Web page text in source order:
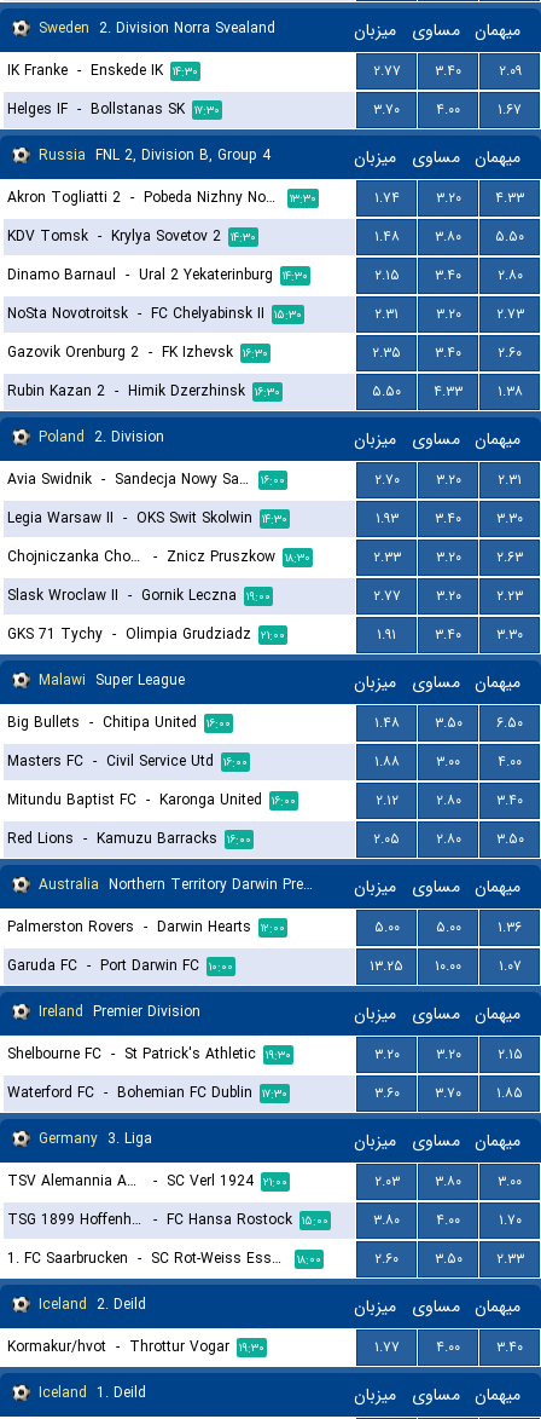
Sweden 2. Division Norra Svealand میزبان مساوی میهمان
IK Franke - Enskede IK ۱۴:۳۰ ۲.۷۷ ۳.۴۰
۲.۰۹
Helges IF - Bollstanas SK ۱۷:۳۰ ۳.۷۰ ۴.۰۰
۱.۶۷
Russia FNL 2, Division B, Group 4 میزبان مساوی میهمان
Akron Togliatti 2 - Pobeda Nizhny Novgorod ۱۳:۳۰ ۱.۷۴ ۳.۲۰
۴.۳۳
KDV Tomsk - Krylya Sovetov 2 ۱۴:۳۰ ۱.۴۸ ۳.۸۰
۵.۵۰
Dinamo Barnaul - Ural 2 Yekaterinburg ۱۴:۳۰ ۲.۱۵ ۳.۴۰
۲.۸۰
NoSta Novotroitsk - FC Chelyabinsk II ۱۵:۳۰ ۲.۳۱ ۳.۲۰
۲.۷۳
Gazovik Orenburg 2 - FK Izhevsk ۱۶:۳۰ ۲.۳۵ ۳.۴۰
۲.۶۰
Rubin Kazan 2 - Himik Dzerzhinsk ۱۶:۳۰ ۵.۵۰ ۴.۳۳
۱.۳۸
Poland 2. Division میزبان مساوی میهمان
Avia Swidnik - Sandecja Nowy Sacz ۱۶:۰۰ ۲.۷۰ ۳.۲۰
۲.۳۱
Legia Warsaw II - OKS Swit Skolwin ۱۴:۳۰ ۱.۹۳ ۳.۴۰
۳.۳۰
Chojniczanka Chojnice
- Znicz Pruszkow ۱۸:۳۰ ۲.۳۳ ۳.۲۰
۲.۶۳
Slask Wroclaw II - Gornik Leczna ۱۹:۰۰ ۲.۷۷ ۳.۲۰
۲.۲۳
GKS 71 Tychy - Olimpia Grudziadz ۲۱:۰۰ ۱.۹۱ ۳.۴۰
۳.۳۰
Malawi Super League میزبان مساوی میهمان
Big Bullets - Chitipa United ۱۶:۰۰ ۱.۴۸ ۳.۵۰
۶.۵۰
Masters FC - Civil Service Utd ۱۶:۰۰ ۱.۸۸ ۳.۰۰
۴.۰۰
Mitundu Baptist FC - Karonga United ۱۶:۰۰ ۲.۱۲ ۲.۸۰
۳.۴۰
Red Lions - Kamuzu Barracks ۱۶:۰۰ ۲.۰۵ ۲.۸۰
۳.۵۰
Australia Northern Territory Darwin Premier League میزبان مساوی میهمان
Palmerston Rovers - Darwin Hearts ۱۲:۰۰ ۵.۰۰ ۵.۰۰
۱.۳۶
Garuda FC - Port Darwin FC ۱۰:۰۰ ۱۳.۲۵ ۱۰.۰۰
۱.۰۷
Ireland Premier Division میزبان مساوی میهمان
Shelbourne FC - St Patrick's Athletic ۱۹:۳۰ ۳.۲۰ ۳.۲۰
۲.۱۵
Waterford FC - Bohemian FC Dublin ۱۷:۳۰ ۳.۶۰ ۳.۷۰
۱.۸۵
Germany 3. Liga میزبان مساوی میهمان
TSV Alemannia Aachen - SC Verl 1924 ۲۱:۰۰ ۲.۰۳ ۳.۸۰
۳.۰۰
TSG 1899 Hoffenheim II - FC Hansa Rostock ۱۵:۰۰ ۳.۸۰ ۴.۰۰
۱.۷۰
1. FC Saarbrucken - SC Rot-Weiss Essen ۱۸:۰۰ ۲.۶۰ ۳.۵۰
۲.۳۳
Iceland 2. Deild میزبان مساوی میهمان
Kormakur/hvot - Throttur Vogar ۱۹:۳۰ ۱.۷۷ ۴.۰۰
۳.۴۰
Iceland 1. Deild میزبان مساوی میهمان